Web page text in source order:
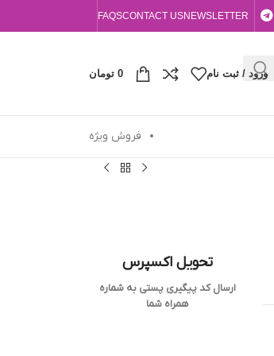
NEWSLETTER
CONTACT US
FAQS
ورود / ثبت نام 0 تومان
فروش ویژه
تحویل اکسپرس
ارسال کد پیگیری پستی به شماره
همراه شما